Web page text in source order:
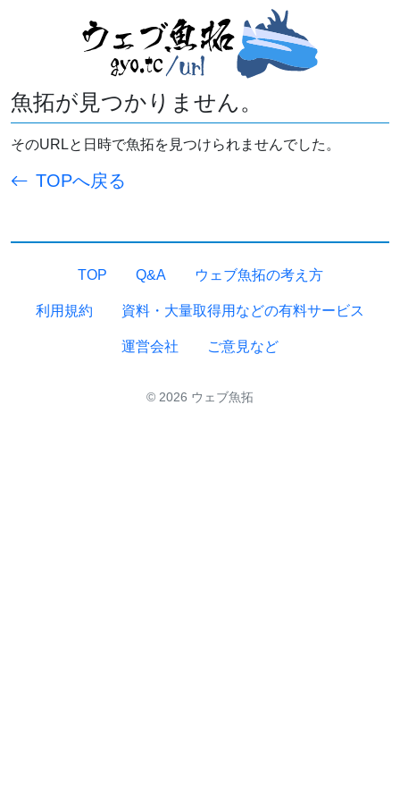
魚拓が見つかりません。
そのURLと日時で魚拓を見つけられませんでした。
TOPへ戻る
TOP Q&A ウェブ魚拓の考え方
利用規約 資料・大量取得用などの有料サービス
運営会社 ご意見など
© 2026 ウェブ魚拓